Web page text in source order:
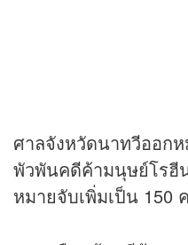
ศาลจังหวัดนาทวีออก
พัวพันคดีค้ามนุษย์โรฮี
หมายจับเพิ่มเป็น 150